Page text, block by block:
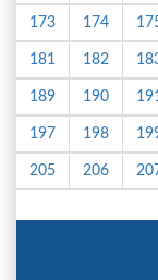
173 174
181 182
189 190
197 198
205 206